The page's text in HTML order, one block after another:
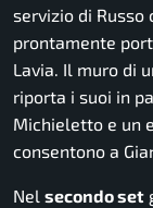
servizio di Russo
prontamente
Lavia. Il muro di
riporta i suoi in
Michieletto e un
consentono a
Nel secondo set